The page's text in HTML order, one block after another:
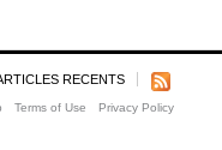
RECENTS
Terms of Use Privacy Policy